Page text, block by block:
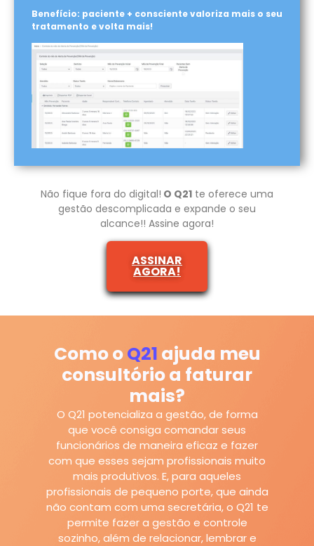
Benefício: paciente + consciente valoriza mais o seu
tratamento e volta mais!
Não fique fora do digital! O Q21 te oferece uma
gestão descomplicada e expande o seu
alcance!! Assine agora!
ASSINAR
AGORA!
Como oQ21 ajuda meu
consultório a faturar
mais?
O Q21 potencializa a gestão, de forma
que você consiga comandar seus
funcionários de maneira eficaz e fazer
com que esses sejam profissionais muito
mais produtivos. E, para aqueles
profissionais de pequeno porte, que ainda
não contam com uma secretária, o Q21 te
permite fazer a gestão e controle
sozinho, além de relacionar, lembrar e